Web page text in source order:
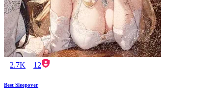
2.7K 12
Best Sleepover